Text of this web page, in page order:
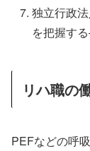
独立行政
を把握す
リハ職の
PEFなどの呼